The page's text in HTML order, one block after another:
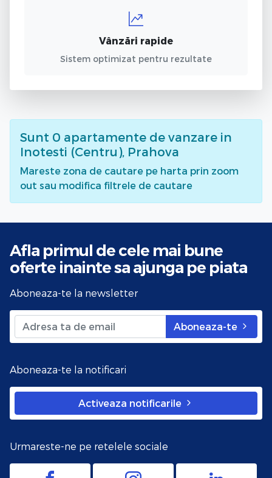
Vânzări rapide
Sistem optimizat pentru rezultate
Sunt 0 apartamente de vanzare in
Inotesti (Centru), Prahova
Mareste zona de cautare pe harta prin zoom
out sau modifica filtrele de cautare
Afla primul de cele mai bune
oferte inainte sa ajunga pe piata
Aboneaza-te la newsletter
Aboneaza-te
Aboneaza-te la notificari
Activeaza notificarile
Urmareste-ne pe retelele sociale